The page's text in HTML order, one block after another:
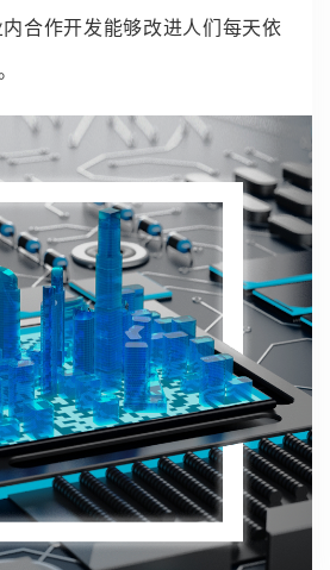
合作开发能够改进人们每天依